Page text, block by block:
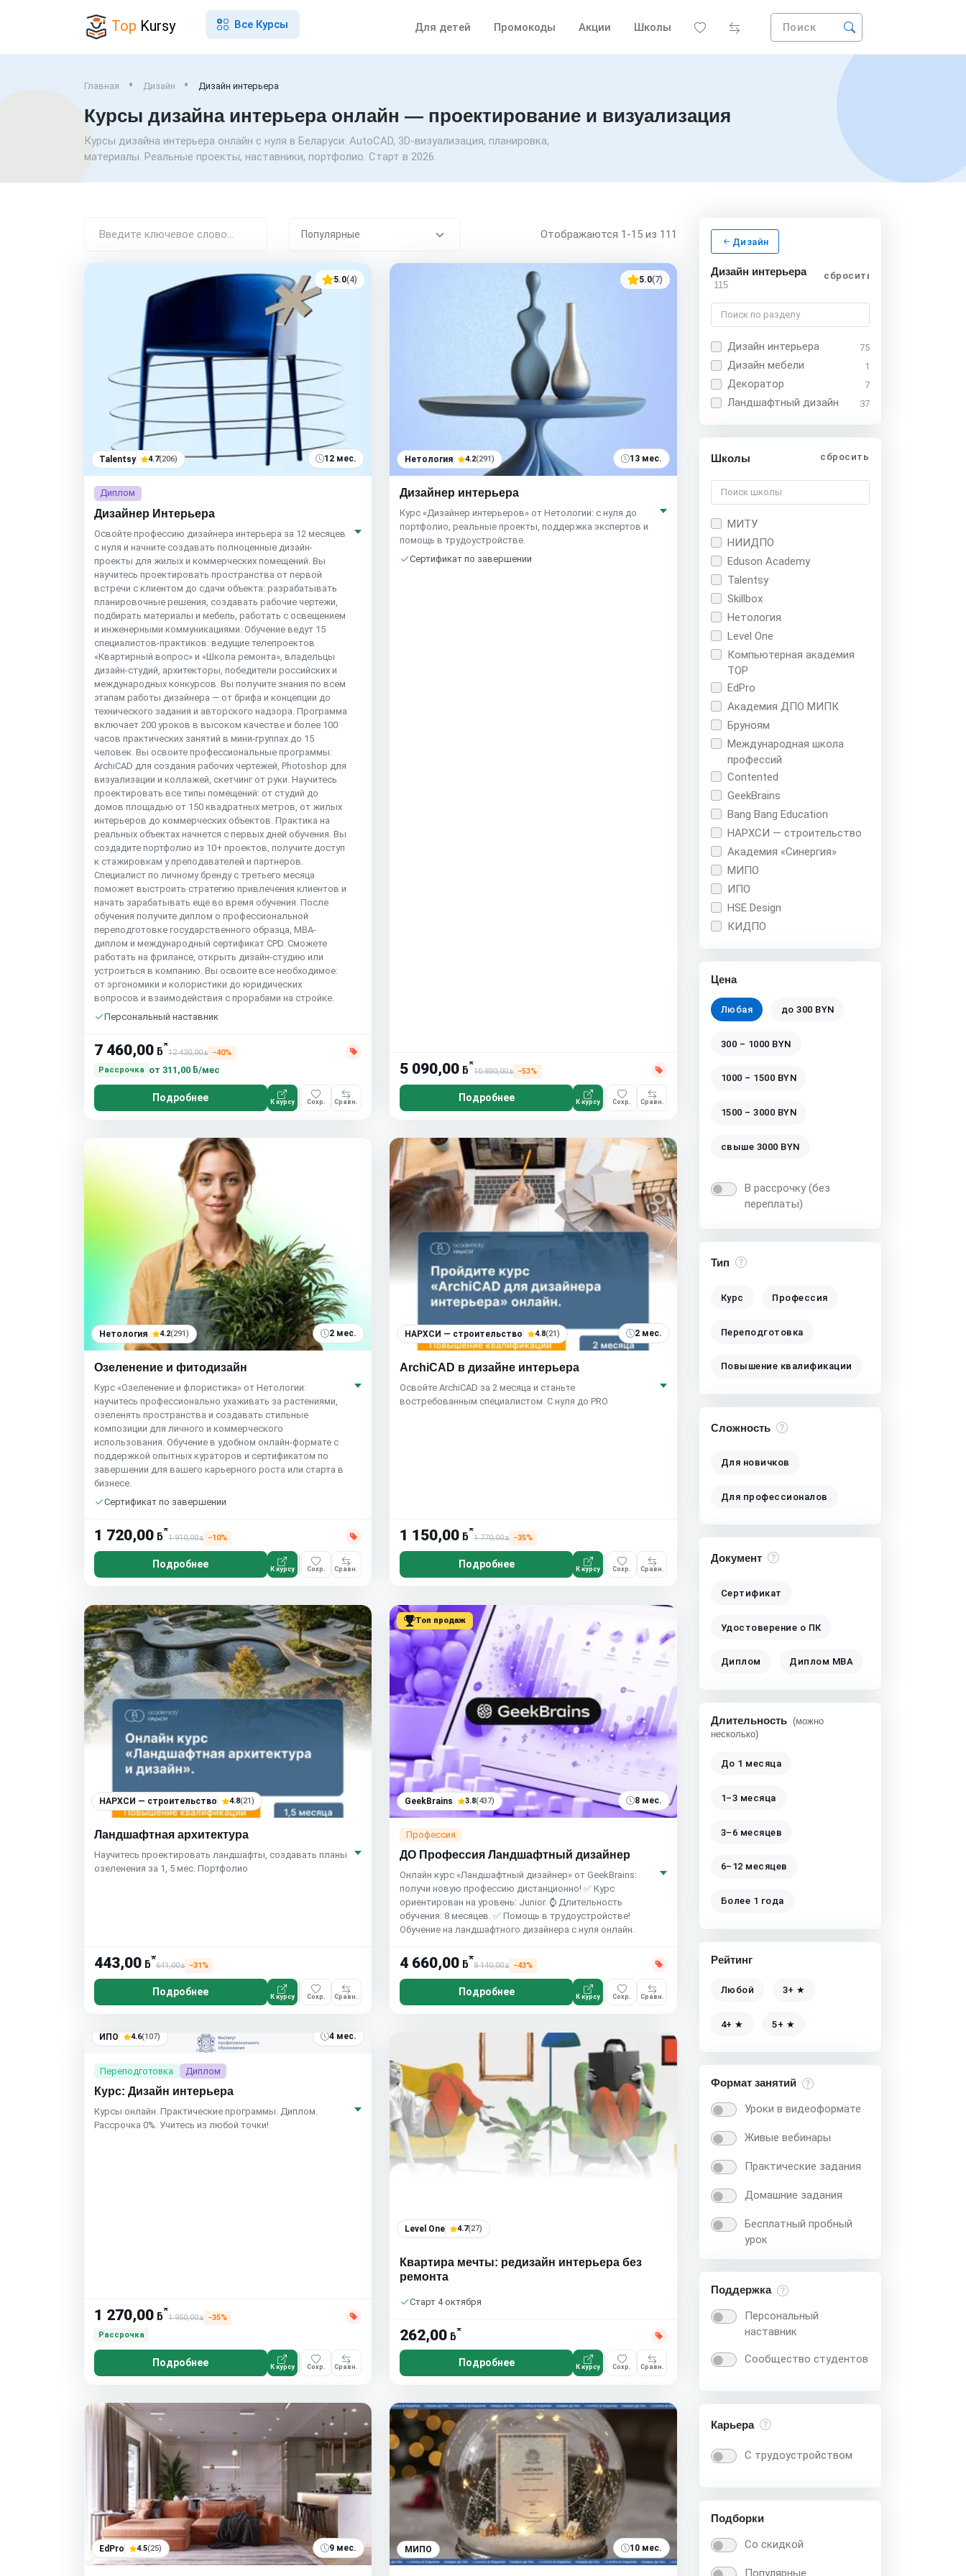
Top Kursy Все Курсы Для детей Промокоды Акции Школы Поиск
Главная Дизайн Дизайн интерьера
Курсы дизайна интерьера онлайн — проектирование и визуализация
Курсы дизайна интерьера онлайн с нуля в Беларуси: AutoCAD, 3D-визуализация, планировка,
материалы. Реальные проекты, наставники, портфолио. Старт в 2026.
Отображаются 1-15 из 111
5.0(4)
Talentsy 4.7(206) 12 мес.
Диплом
Дизайнер Интерьера
Освойте профессию дизайнера интерьера за 12 месяцев
с нуля и начните создавать полноценные дизайн-
проекты для жилых и коммерческих помещений. Вы
научитесь проектировать пространства от первой
встречи с клиентом до сдачи объекта: разрабатывать
планировочные решения, создавать рабочие чертежи,
подбирать материалы и мебель, работать с освещением
и инженерными коммуникациями. Обучение ведут 15
специалистов-практиков: ведущие телепроектов
«Квартирный вопрос» и «Школа ремонта», владельцы
дизайн-студий, архитекторы, победители российских и
международных конкурсов. Вы получите знания по всем
этапам работы дизайнера — от брифа и концепции до
технического задания и авторского надзора. Программа
включает 200 уроков в высоком качестве и более 100
часов практических занятий в мини-группах до 15
человек. Вы освоите профессиональные программы:
ArchiCAD для создания рабочих чертежей, Photoshop для
визуализации и коллажей, скетчинг от руки. Научитесь
проектировать все типы помещений: от студий до
домов площадью от 150 квадратных метров, от жилых
интерьеров до коммерческих объектов. Практика на
реальных объектах начнется с первых дней обучения. Вы
создадите портфолио из 10+ проектов, получите доступ
к стажировкам у преподавателей и партнеров.
Специалист по личному бренду с третьего месяца
поможет выстроить стратегию привлечения клиентов и
начать зарабатывать еще во время обучения. После
обучения получите диплом о профессиональной
переподготовке государственного образца, MBA-
диплом и международный сертификат CPD. Сможете
работать на фрилансе, открыть дизайн-студию или
устроиться в компанию. Вы освоите все необходимое:
от эргономики и колористики до юридических
вопросов и взаимодействия с прорабами на стройке.
Персональный наставник
7 460,00 ƃ*
12 430,00ƃ
−40%
Рассрочка
от 311,00 ƃ/мес
Подробнее К курсу Сохр. Сравн.
5.0(7)
Нетология 4.2(291) 13 мес.
Дизайнер интерьера
Курс «Дизайнер интерьеров» от Нетологии: с нуля до
портфолио, реальные проекты, поддержка экспертов и
помощь в трудоустройстве.
Сертификат по завершении
5 090,00 ƃ*
10 880,00ƃ −53%
Подробнее К курсу Сохр. Сравн.
Нетология 4.2(291) 2 мес.
Озеленение и фитодизайн
Курс «Озеленение и флористика» от Нетологии:
научитесь профессионально ухаживать за растениями,
озеленять пространства и создавать стильные
композиции для личного и коммерческого
использования. Обучение в удобном онлайн-формате с
поддержкой опытных кураторов и сертификатом по
завершении для вашего карьерного роста или старта в
бизнесе.
Сертификат по завершении
1 720,00 ƃ*
1 910,00ƃ −10%
Подробнее К курсу Сохр. Сравн.
НАРХСИ — строительство 4.8(21) 2 мес.
ArchiCAD в дизайне интерьера
Освойте ArchiCAD за 2 месяца и станьте
востребованным специалистом. С нуля до PRO
1 150,00 ƃ*
1 770,00ƃ −35%
Подробнее К курсу Сохр. Сравн.
НАРХСИ — строительство 4.8(21)
Ландшафтная архитектура
Научитесь проектировать ландшафты, создавать планы
озеленения за 1, 5 мес. Портфолио
443,00 ƃ*
641,00ƃ −31%
Подробнее К курсу Сохр. Сравн.
Топ продаж
GeekBrains 3.8(437) 8 мес.
Профессия
ДО Профессия Ландшафтный дизайнер
Онлайн курс «Ландшафтный дизайнер» от GeekBrains:
получи новую профессию дистанционно! ✅ Курс
ориентирован на уровень: Junior. ⌚ Длительность
обучения: 8 месяцев. ✅ Помощь в трудоустройстве!
Обучение на ландшафтного дизайнера с нуля онлайн.
4 660,00 ƃ*
8 140,00ƃ −43%
Подробнее К курсу Сохр. Сравн.
ИПО 4.6(107) 4 мес.
Переподготовка Диплом
Курс: Дизайн интерьера
Курсы онлайн. Практические программы. Диплом.
Рассрочка 0%. Учитесь из любой точки!
1 270,00 ƃ*
1 950,00ƃ
−35%
Рассрочка
Подробнее К курсу Сохр. Сравн.
Level One 4.7(27)
Квартира мечты: редизайн интерьера без
ремонта
Старт 4 октября
262,00 ƃ*
Подробнее К курсу Сохр. Сравн.
EdPro 4.5(25) 9 мес. МИПО 10 мес.
Дизайн
Дизайн интерьера
115
сбросить
Дизайн интерьера 75
Дизайн мебели 1
Декоратор 7
Ландшафтный дизайн 37
Школы сбросить
МИТУ
НИИДПО
Eduson Academy
Talentsy
Skillbox
Нетология
Level One
Компьютерная академия
TOP
EdPro
Академия ДПО МИПК
Бруноям
Международная школа
профессий
Contented
GeekBrains
Bang Bang Education
НАРХСИ — строительство
Академия «Синергия»
МИПО
ИПО
HSE Design
КИДПО
Цена
Любая до 300 BYN
300 – 1000 BYN
1000 – 1500 BYN
1500 – 3000 BYN
свыше 3000 BYN
В рассрочку (без
переплаты)
Тип
Курс Профессия
Переподготовка
Повышение квалификации
Сложность
Для новичков
Для профессионалов
Документ
Сертификат
Удостоверение о ПК
Диплом Диплом MBA
Длительность (можно
несколько)
До 1 месяца
1–3 месяца
3–6 месяцев
6–12 месяцев
Более 1 года
Рейтинг
Любой 3+ ★
4+ ★ 5+ ★
Формат занятий
Уроки в видеоформате
Живые вебинары
Практические задания
Домашние задания
Бесплатный пробный
урок
Поддержка
Персональный
наставник
Сообщество студентов
Карьера
С трудоустройством
Подборки
Со скидкой
Популярные